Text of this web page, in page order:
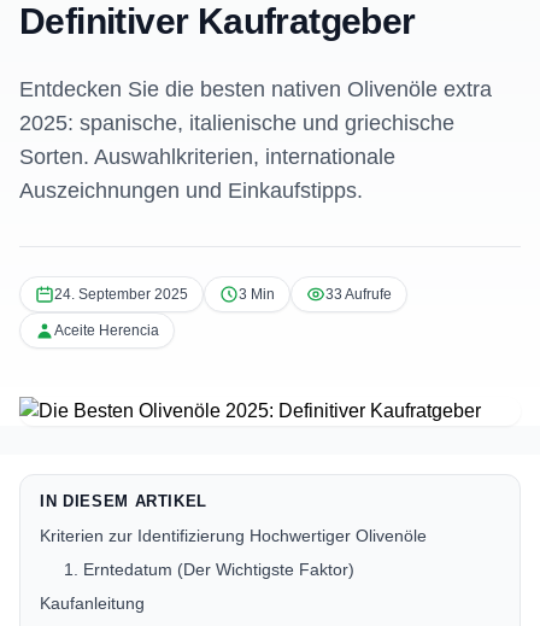
Definitiver Kaufratgeber
Entdecken Sie die besten nativen Olivenöle extra
2025: spanische, italienische und griechische
Sorten. Auswahlkriterien, internationale
Auszeichnungen und Einkaufstipps.
24. September 2025 3 Min 33 Aufrufe
Aceite Herencia
IN DIESEM ARTIKEL
Kriterien zur Identifizierung Hochwertiger Olivenöle
1. Erntedatum (Der Wichtigste Faktor)
Kaufanleitung